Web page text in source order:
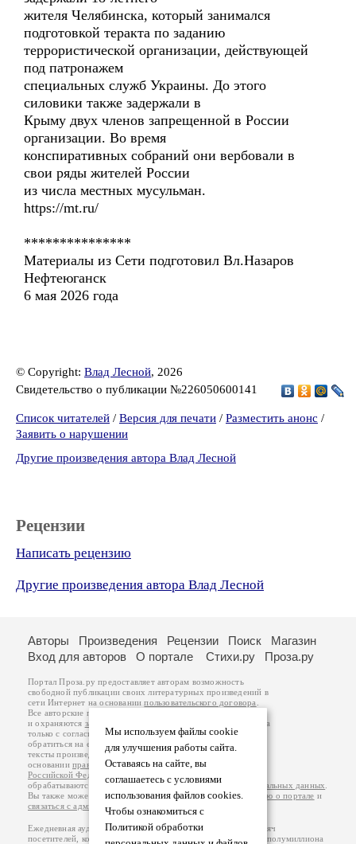
жителя Челябинска, который занимался
подготовкой теракта по заданию
террористической организации, действующей
под патронажем
специальных служб Украины. До этого
силовики также задержали в
Крыму двух членов запрещенной в России
организации. Во время
конспиративных собраний они вербовали в
свои ряды жителей России
из числа местных мусульман.
https://mt.ru/
***************
Материалы из Сети подготовил Вл.Назаров
Нефтеюганск
6 мая 2026 года
© Copyright: Влад Лесной, 2026
Свидетельство о публикации №226050600141
Список читателей / Версия для печати / Разместить анонс /
Заявить о нарушении
Другие произведения автора Влад Лесной
Рецензии
Написать рецензию
Другие произведения автора Влад Лесной
Мы используем файлы cookie
для улучшения работы сайта.
Оставаясь на сайте, вы
соглашаетесь с условиями
использования файлов cookies.
Чтобы ознакомиться с
Политикой обработки
Авторы Произведения Рецензии Поиск
Магазин
Вход для авторов
О портале Стихи.ру Проза.ру
Портал Проза.ру предоставляет авторам возможность
свободной публикации своих литературных произведений в
сети Интернет на основаниипользовательского договора
Все авторские права на произведения принадлежат авторам
и охраняются законом
. Перепечатка произведений возможна
только с согласия его автора, к которому вы можете
обратиться на его авторской странице. Ответственность за
тексты произведений авторы несут самостоятельно на
основанииправил публикацииизаконодательства
Российской Федерации
обрабатываются на основанииПолитики обработки персональных данных
Вы также можете посмотреть более подробнуюинформацию о портале и
связаться с администрацией
Ежедневная аудитория портала Проза.ру – порядка 100 тысяч
посетителей, которые в общей сумме просматривают более полумиллиона